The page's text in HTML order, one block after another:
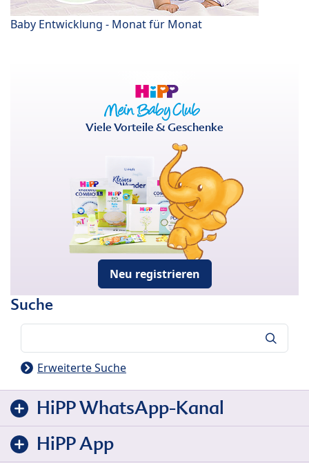
Baby Entwicklung - Monat für Monat
Viele Vorteile & Geschenke
Neu registrieren
Suche
Erweiterte Suche
HiPP WhatsApp-Kanal
HiPP App